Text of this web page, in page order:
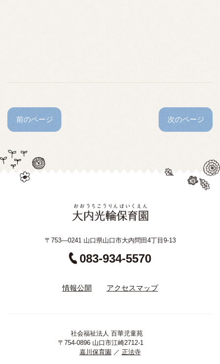
前のページ 次のページ
〒753—0241 山口県山口市大内問田4丁目9-13
083-934-5570
情報公開 アクセスマップ
社会福祉法人 百華児童苑
〒754-0896 山口市江崎2712-1
嘉川保育園 ／ 正法寺